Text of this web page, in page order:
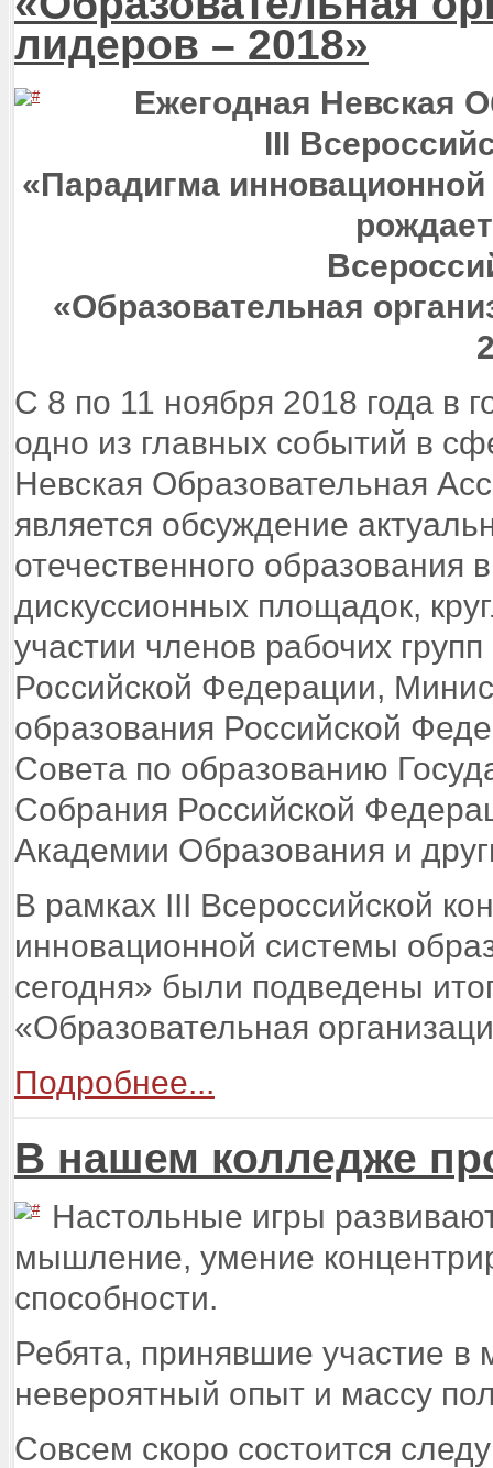
лидеров – 2018»
Ежегодная Невская
III
«Парадигма
«Образовательная
С 8 по 11 ноября 2018 года в
одно из главных событий в
Невская Образовательная
является обсуждение
отечественного
дискуссионных площадок,
участии членов рабочих
Российской Федерации,
образования Российской
Совета по образованию
Собрания Российской
Академии Образования и
В рамках III Всероссийской
инновационной системы
сегодня» были подведены
«Образовательная
Подробнее...
В нашем колледже
Настольные игры
мышление, умение
способности.
Ребята, принявшие участие в
невероятный опыт и массу
Совсем скоро состоится